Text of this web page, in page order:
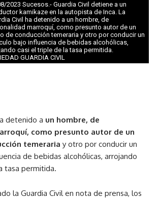
2023 Sucesos.- Guardia Civil detiene a un
kamikaze en la autopista de Inca. La
Civil ha detenido a un hombre, de
marroquí, como presunto autor de un
de conducción temeraria y otro por conducir un
bajo influencia de bebidas alcohólicas,
casi el triple de la tasa permitida.
GUARDIA CIVIL
detenido a un hombre, de
como presunto autor de un
temeraria y otro por conducir un
de bebidas alcohólicas, arrojando
tasa permitida.
la Guardia Civil en nota de prensa, los